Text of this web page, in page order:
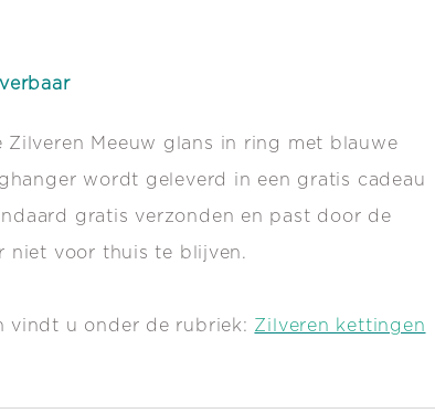
Zilveren Meeuw glans in ring met blauwe
wordt geleverd in een gratis cadeau
gratis verzonden en past door de
niet voor thuis te blijven.
vindt u onder de rubriek: Zilveren kettingen